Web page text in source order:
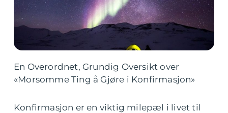
En Overordnet, Grundig Oversikt over
«Morsomme Ting å Gjøre i Konfirmasjon»
Konfirmasjon er en viktig milepæl i livet til